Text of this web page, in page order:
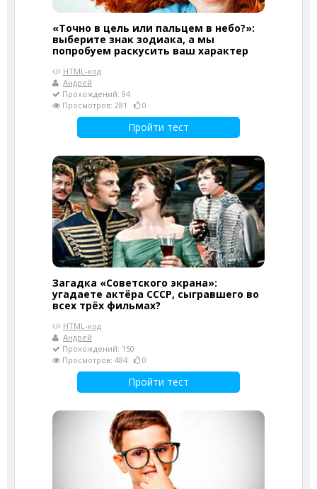
«Точно в цель или пальцем в небо?»:
выберите знак зодиака, а мы
попробуем раскусить ваш характер
HTML-код
Андрей
Прохождений: 94
Просмотров: 281
0
Пройти тест
Загадка «Советского экрана»:
угадаете актёра СССР, сыгравшего во
всех трёх фильмах?
HTML-код
Андрей
Прохождений: 150
Просмотров: 484
0
Пройти тест